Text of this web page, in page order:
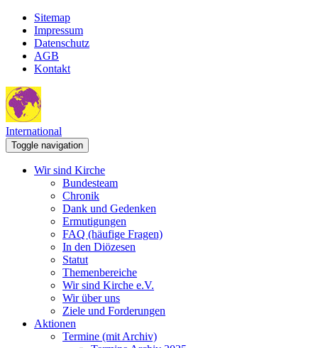
Sitemap
Impressum
Datenschutz
AGB
Kontakt
International
Toggle navigation
Wir sind Kirche
Bundesteam
Chronik
Dank und Gedenken
Ermutigungen
FAQ (häufige Fragen)
In den Diözesen
Statut
Themenbereiche
Wir sind Kirche e.V.
Wir über uns
Ziele und Forderungen
Aktionen
Termine (mit Archiv)